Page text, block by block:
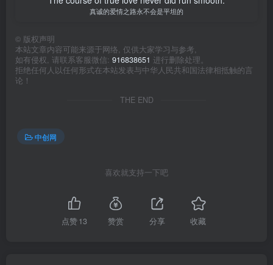
真诚的爱情之路永不会是平坦的
© 版权声明
本站文章内容可能来源于网络, 仅供大家学习与参考,
如有侵权, 请联系客服微信: 916838651 进行删除处理。
拒绝任何人以任何形式在本站发表与中华人民共和国法律相抵触的言
论！
THE END
中创网
喜欢就支持一下吧
点赞13 赞赏 分享 收藏